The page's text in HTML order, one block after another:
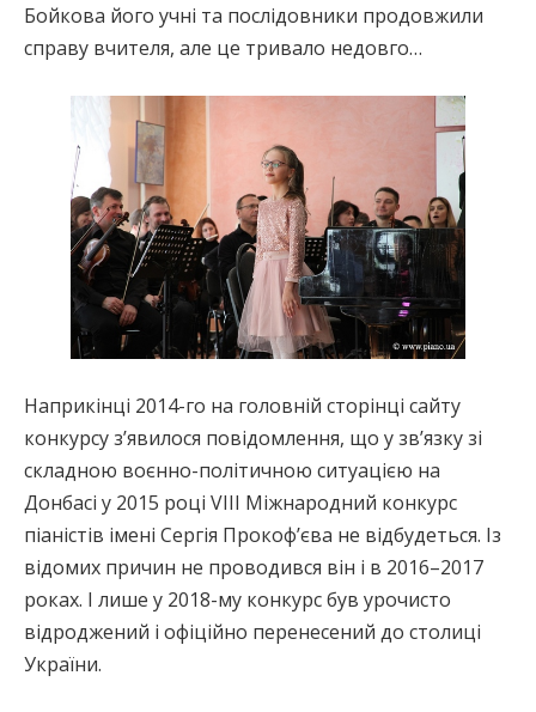
Бойкова його учні та послідовники продовжили
справу вчителя, але це тривало недовго…
Наприкінці 2014-го на головній сторінці сайту
конкурсу з’явилося повідомлення, що у зв’язку зі
складною воєнно-політичною ситуацією на
Донбасі у 2015 році VIII Міжнародний конкурс
піаністів імені Сергія Прокоф’єва не відбудеться. Із
відомих причин не проводився він і в 2016–2017
роках. І лише у 2018-му конкурс був урочисто
відроджений і офіційно перенесений до столиці
України.